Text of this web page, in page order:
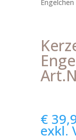
€
exkl.